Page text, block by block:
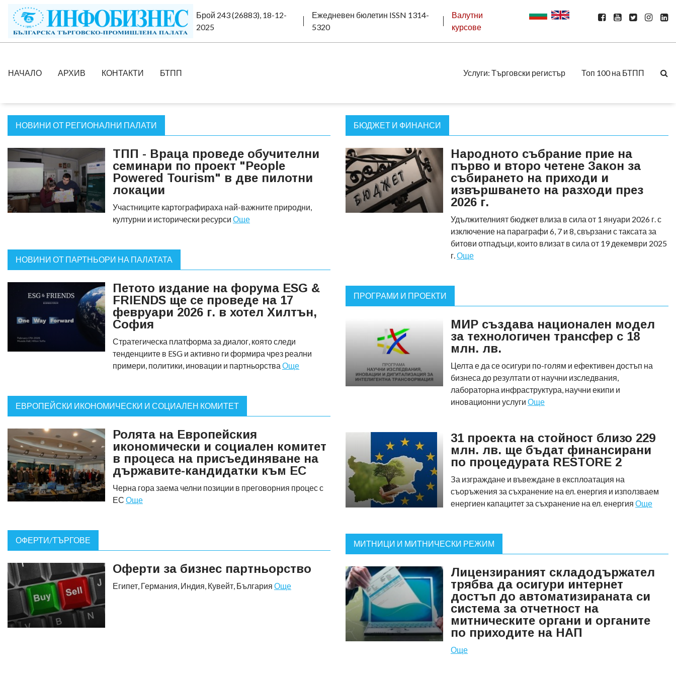
Брой 243 (26883), 18-12-
2025
Ежедневен бюлетин ISSN 1314-
5320
Валутни
курсове
НАЧАЛО АРХИВ КОНТАКТИ БТПП Услуги: Търговски регистър Топ 100 на БТПП
НОВИНИ ОТ РЕГИОНАЛНИ ПАЛАТИ
ТПП - Враца проведе обучителни
семинари по проект "People
Powered Tourism" в две пилотни
локации
Участниците картографираха най-важните природни,
културни и исторически ресурси Още
НОВИНИ ОТ ПАРТНЬОРИ НА ПАЛАТАТА
Петото издание на форума ESG &
FRIENDS ще се проведе на 17
февруари 2026 г. в хотел Хилтън,
София
Стратегическа платформа за диалог, която следи
тенденциите в ESG и активно ги формира чрез реални
примери, политики, иновации и партньорства Още
ЕВРОПЕЙСКИ ИКОНОМИЧЕСКИ И СОЦИАЛЕН КОМИТЕТ
Ролята на Европейския
икономически и социален комитет
в процеса на присъединяване на
държавите-кандидатки към ЕС
Черна гора заема челни позиции в преговорния процес с
ЕС Още
ОФЕРТИ/ТЪРГОВЕ
Оферти за бизнес партньорство
Египет, Германия, Индия, Кувейт, България Още
БЮДЖЕТ И ФИНАНСИ
Народното събрание прие на
първо и второ четене Закон за
събирането на приходи и
извършването на разходи през
2026 г.
Удължителният бюджет влиза в сила от 1 януари 2026 г. с
изключение на параграфи 6, 7 и 8, свързани с таксата за
битови отпадъци, които влизат в сила от 19 декември 2025
г. Още
ПРОГРАМИ И ПРОЕКТИ
МИР създава национален модел
за технологичен трансфер с 18
млн. лв.
Целта е да се осигури по-голям и ефективен достъп на
бизнеса до резултати от научни изследвания,
лабораторна инфраструктура, научни екипи и
иновационни услуги Още
31 проекта на стойност близо 229
млн. лв. ще бъдат финансирани
по процедурата RESTORE 2
За изграждане и въвеждане в експлоатация на
съоръжения за съхранение на ел. енергия и използваем
енергиен капацитет за съхранение на ел. енергия Още
МИТНИЦИ И МИТНИЧЕСКИ РЕЖИМ
Лицензираният складодържател
трябва да осигури интернет
достъп до автоматизираната си
система за отчетност на
митническите органи и органите
по приходите на НАП
Още